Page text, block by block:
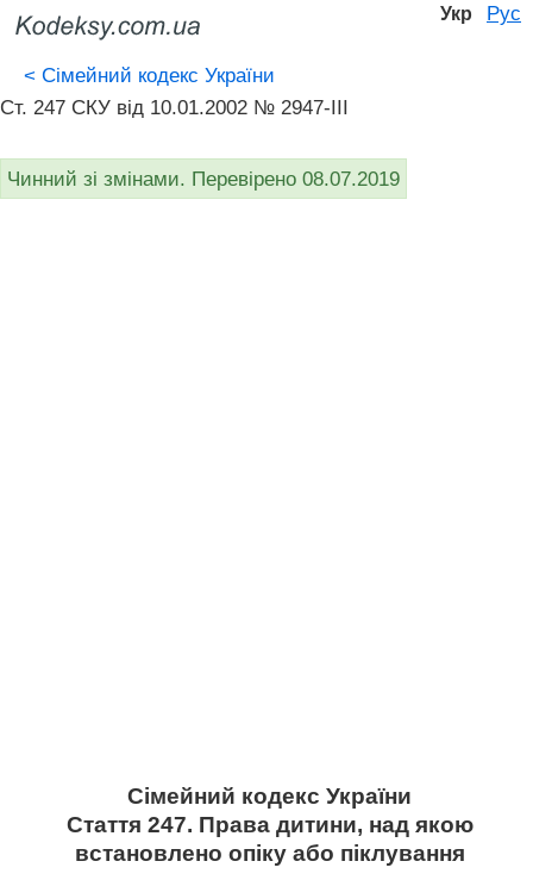
Укр Рус
< Сімейний кодекс України
Ст. 247 СКУ від 10.01.2002 № 2947-III
Чинний зі змінами. Перевірено 08.07.2019
Сімейний кодекс України
Стаття 247. Права дитини, над якою
встановлено опіку або піклування